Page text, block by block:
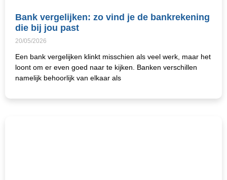
Bank vergelijken: zo vind je de bankrekening
die bij jou past
20/05/2026
Een bank vergelijken klinkt misschien als veel werk, maar het
loont om er even goed naar te kijken. Banken verschillen
namelijk behoorlijk van elkaar als